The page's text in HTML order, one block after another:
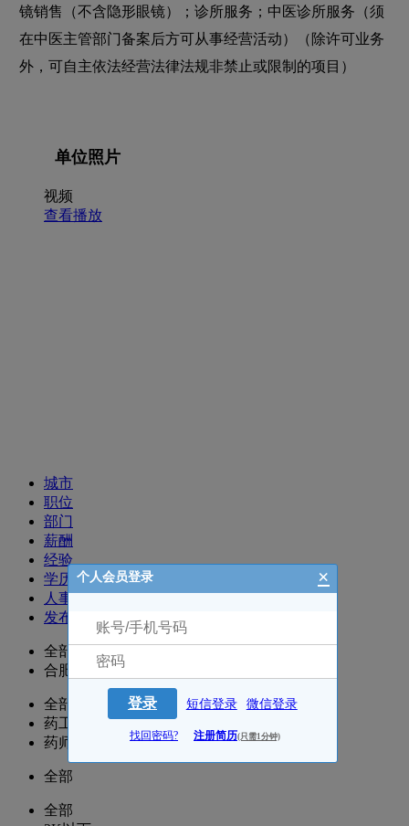
镜销售（不含隐形眼镜）；诊所服务；中医诊所服务（须
在中医主管部门备案后方可从事经营活动）（除许可业务
外，可自主依法经营法律法规非禁止或限制的项目）
单位照片
视频
查看播放
城市
职位
部门
薪酬
经验
学历
人事
发布时间
全部
合肥
全部
药工/药士/营业员/收银
药师/执业药师
全部
全部
个人会员登录 ×
登录 短信登录 微信登录
找回密码? 注册简历(只需1分钟)